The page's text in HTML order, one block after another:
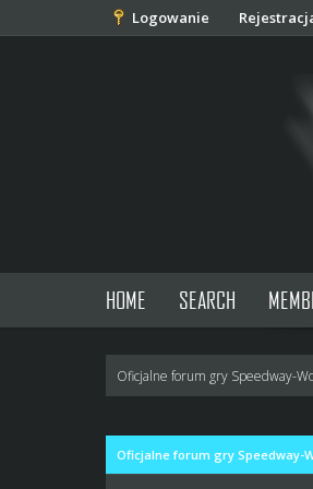
Logowanie
HOME SEARCH
Oficjalne forum gry Speedway-
Oficjalne forum gry Speedway-